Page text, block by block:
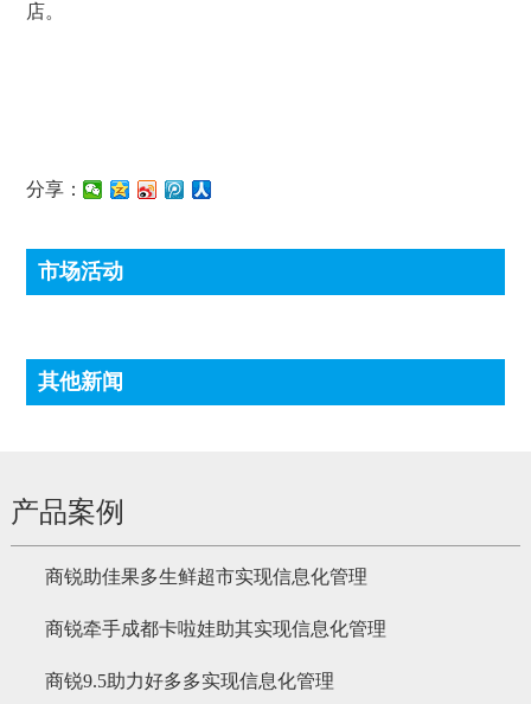
店。
分享：
市场活动
其他新闻
产品案例
商锐助佳果多生鲜超市实现信息化管理
商锐牵手成都卡啦娃助其实现信息化管理
商锐9.5助力好多多实现信息化管理